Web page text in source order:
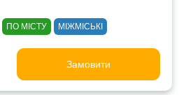
ПО МІСТУ МІЖМІСЬКІ
Замовити